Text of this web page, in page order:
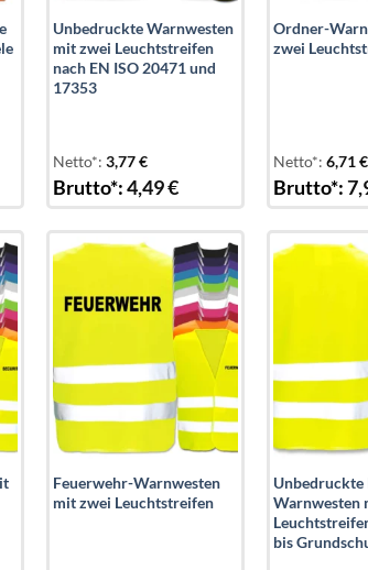
Unbedruckte Warnwesten
mit zwei Leuchtstreifen
nach EN ISO 20471 und
17353
Netto*: 3,77€
Brutto*:4,49€
Ordner-
zwei
Netto*: 6,71€
Brutto*:
Add to
wishlist
Feuerwehr-Warnwesten
mit zwei Leuchtstreifen
Warnwesten
bis